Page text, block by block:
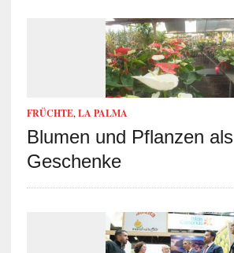
FRÜCHTE, LA PALMA
Blumen und Pflanzen als
Geschenke